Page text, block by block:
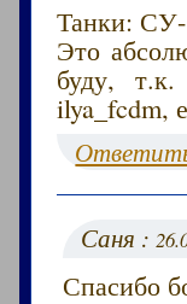
Танки:
Это
буду,
ilya_fcdm,
Саня :
Спасибо